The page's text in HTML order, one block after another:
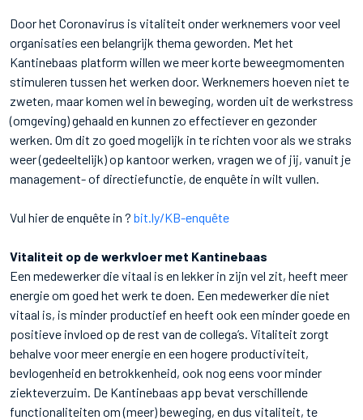
Door het Coronavirus is vitaliteit onder werknemers voor veel
organisaties een belangrijk thema geworden. Met het
Kantinebaas platform willen we meer korte beweegmomenten
stimuleren tussen het werken door. Werknemers hoeven niet te
zweten, maar komen wel in beweging, worden uit de werkstress
(omgeving) gehaald en kunnen zo effectiever en gezonder
werken. Om dit zo goed mogelijk in te richten voor als we straks
weer (gedeeltelijk) op kantoor werken, vragen we of jij, vanuit je
management- of directiefunctie, de enquête in wilt vullen.
Vul hier de enquête in ? bit.ly/KB-enquête
Vitaliteit op de werkvloer met Kantinebaas
Een medewerker die vitaal is en lekker in zijn vel zit, heeft meer
energie om goed het werk te doen. Een medewerker die niet
vitaal is, is minder productief en heeft ook een minder goede en
positieve invloed op de rest van de collega’s. Vitaliteit zorgt
behalve voor meer energie en een hogere productiviteit,
bevlogenheid en betrokkenheid, ook nog eens voor minder
ziekteverzuim. De Kantinebaas app bevat verschillende
functionaliteiten om (meer) beweging, en dus vitaliteit, te